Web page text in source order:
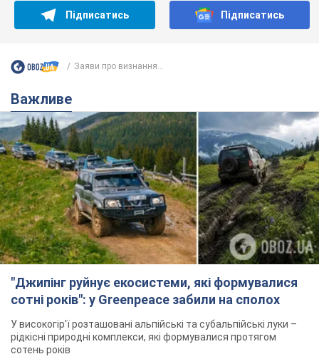
Підписатись Підписатись
Заяви про визнання...
Важливе
"Джипінг руйнує екосистеми, які формувалися
сотні років": у Greenpeace забили на сполох
У високогір'ї розташовані альпійські та субальпійські луки –
рідкісні природні комплекси, які формувалися протягом
сотень років